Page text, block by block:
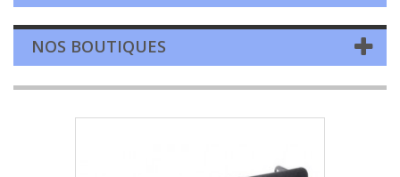
NOS BOUTIQUES